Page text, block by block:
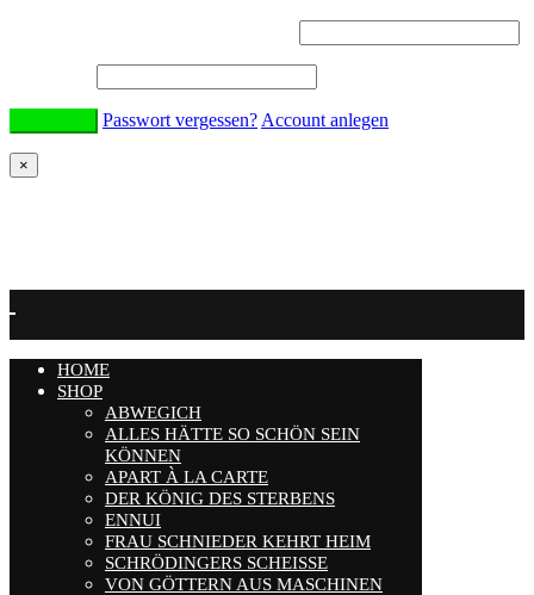
Passwort vergessen?Account anlegen
×
HOME
SHOP
ABWEGICH
ALLES HÄTTE SO SCHÖN SEIN
KÖNNEN
APART À LA CARTE
DER KÖNIG DES STERBENS
ENNUI
FRAU SCHNIEDER KEHRT HEIM
SCHRÖDINGERS SCHEISSE
VON GÖTTERN AUS MASCHINEN